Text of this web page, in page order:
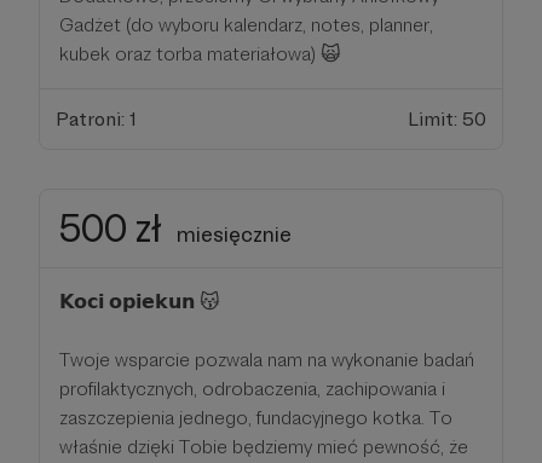
Gadżet (do wyboru kalendarz, notes, planner,
kubek oraz torba materiałowa) 🙀
Patroni: 1 Limit: 50
500 zł miesięcznie
𝗞𝗼𝗰𝗶 𝗼𝗽𝗶𝗲𝗸𝘂𝗻 😽
Twoje wsparcie pozwala nam na wykonanie badań
profilaktycznych, odrobaczenia, zachipowania i
zaszczepienia jednego, fundacyjnego kotka. To
właśnie dzięki Tobie będziemy mieć pewność, że